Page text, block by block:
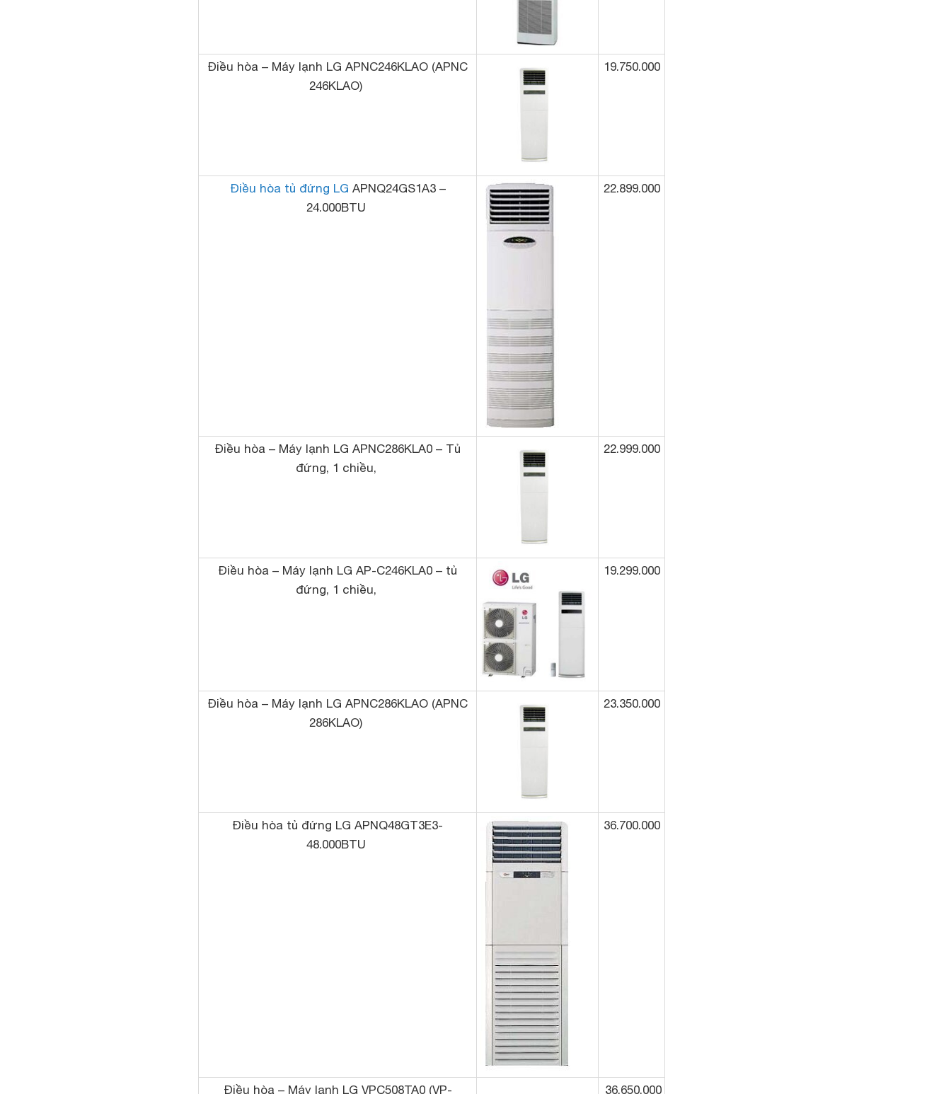
Điều hòa – Máy lạnh LG APNC246KLAO (APNC
246KLAO)
19.750.000
Điều hòa tủ đứng LG APNQ24GS1A3 –
24.000BTU
22.899.000
Điều hòa – Máy lạnh LG APNC286KLA0 – Tủ
đứng, 1 chiều,
22.999.000
Điều hòa – Máy lạnh LG AP-C246KLA0 – tủ
đứng, 1 chiều,
19.299.000
Điều hòa – Máy lạnh LG APNC286KLAO (APNC
286KLAO)
23.350.000
Điều hòa tủ đứng LG APNQ48GT3E3-
48.000BTU
36.700.000
Điều hòa – Máy lạnh LG VPC508TA0 (VP- 36.650.000